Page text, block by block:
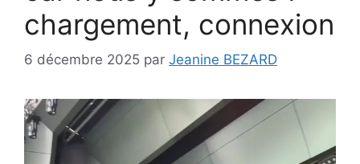
chargement, connexion
6 décembre 2025 par Jeanine BEZARD